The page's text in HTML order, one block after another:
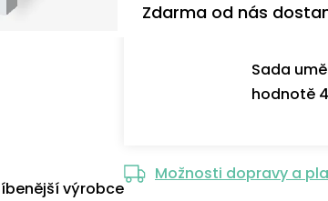
Zdarma od nás
Sada
hodnotě
Možnosti dopravy a
výrobce